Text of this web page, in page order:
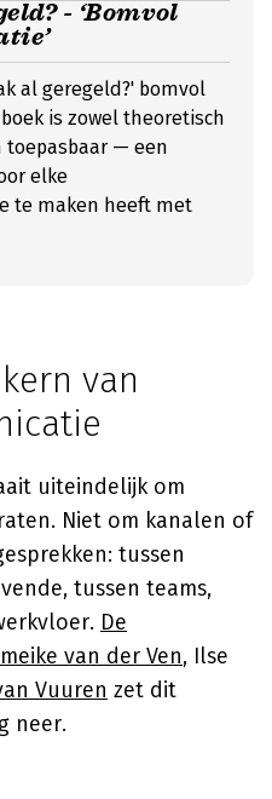
- ‘Bomvol
al geregeld?' bomvol
is zowel theoretisch
toepasbaar — een
elke
te maken heeft met
van
uiteindelijk om
Niet om kanalen of
tussen
tussen teams,
De
van der Ven, Ilse
Vuuren zet dit
neer.